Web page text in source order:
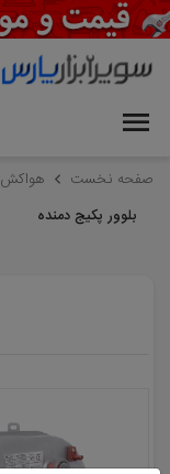
صفحه نخست هواکش
بلوور پکیج دمنده